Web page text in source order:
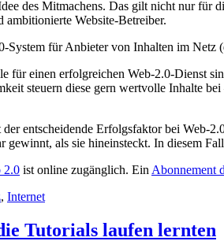
des Mitmachens. Das gilt nicht nur für
Website-Betreiber.
System für Anbieter von Inhalten im
für einen erfolgreichen Web-2.0-Dienst
steuern diese gern wertvolle Inhalte
entscheidende Erfolgsfaktor bei Web-
gewinnt, als sie hineinsteckt. In diesem
2.0 ist online zugänglich. Ein Abonnement
, Internet
Tutorials laufen lernten